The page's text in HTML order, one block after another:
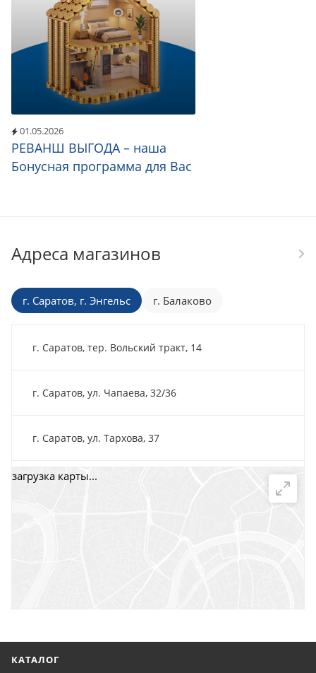
01.05.2026
РЕВАНШ ВЫГОДА – наша
Бонусная программа для Вас
Адреса магазинов
г. Саратов, г. Энгельс г. Балаково
г. Саратов, тер. Вольский тракт, 14
г. Саратов, ул. Чапаева, 32/36
г. Саратов, ул. Тархова, 37
г. Саратов, пр-т. 50 лет Октября, 118Д, помещ. 15
загрузка карты...
КАТАЛОГ